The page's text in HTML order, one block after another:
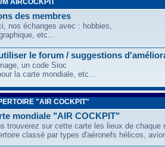
des membres
nos échanges avec : hobbies,
etc...
le forum / suggestions
un code Sioc
la carte mondiale, etc...
"AIR COCKPIT"
mondiale "AIR COCKPIT"
trouverez sur cette carte les lieux de chaque
classé par types d'aéronefs hélicos,